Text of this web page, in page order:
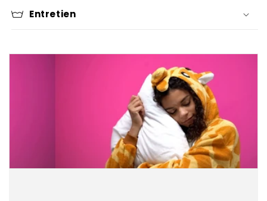
Entretien